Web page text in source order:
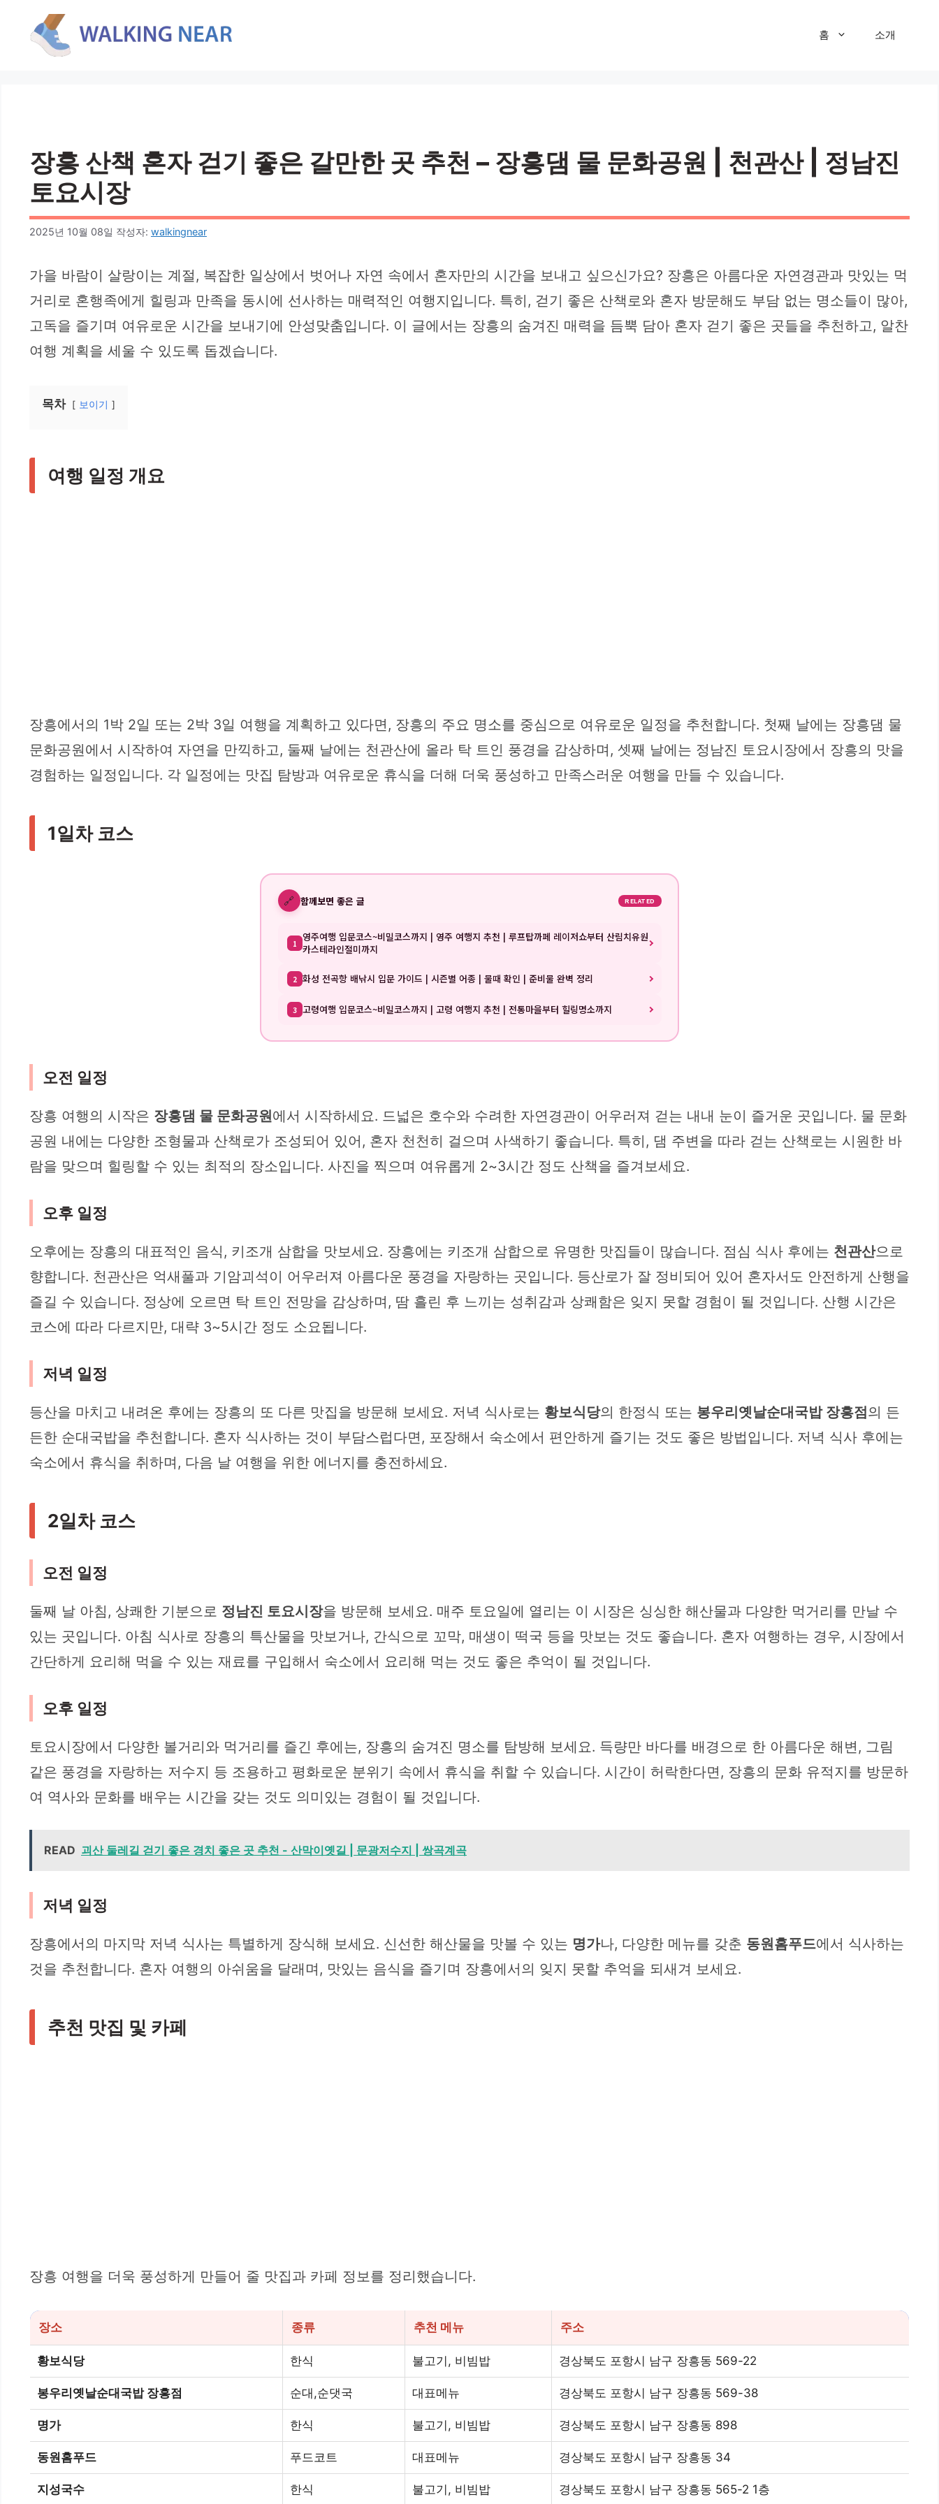
홈 소개
장흥 산책 혼자 걷기 좋은 갈만한 곳 추천 – 장흥댐 물 문화공원 | 천관산 | 정남진
토요시장
2025년 10월 08일 작성자: walkingnear
가을 바람이 살랑이는 계절, 복잡한 일상에서 벗어나 자연 속에서 혼자만의 시간을 보내고 싶으신가요? 장흥은 아름다운 자연경관과 맛있는 먹
거리로 혼행족에게 힐링과 만족을 동시에 선사하는 매력적인 여행지입니다. 특히, 걷기 좋은 산책로와 혼자 방문해도 부담 없는 명소들이 많아,
고독을 즐기며 여유로운 시간을 보내기에 안성맞춤입니다. 이 글에서는 장흥의 숨겨진 매력을 듬뿍 담아 혼자 걷기 좋은 곳들을 추천하고, 알찬
여행 계획을 세울 수 있도록 돕겠습니다.
목차 보이기
여행 일정 개요
장흥에서의 1박 2일 또는 2박 3일 여행을 계획하고 있다면, 장흥의 주요 명소를 중심으로 여유로운 일정을 추천합니다. 첫째 날에는 장흥댐 물
문화공원에서 시작하여 자연을 만끽하고, 둘째 날에는 천관산에 올라 탁 트인 풍경을 감상하며, 셋째 날에는 정남진 토요시장에서 장흥의 맛을
경험하는 일정입니다. 각 일정에는 맛집 탐방과 여유로운 휴식을 더해 더욱 풍성하고 만족스러운 여행을 만들 수 있습니다.
1일차 코스
🔗 함께보면 좋은 글 RELATED
1 영주여행 입문코스~비밀코스까지 | 영주 여행지 추천 | 루프탑까페 레이저쇼부터 산림치유원
카스테라인절미까지
2 화성 전곡항 배낚시 입문 가이드 | 시즌별 어종 | 물때 확인 | 준비물 완벽 정리
3 고령여행 입문코스~비밀코스까지 | 고령 여행지 추천 | 전통마을부터 힐링명소까지
오전 일정
장흥 여행의 시작은 장흥댐 물 문화공원에서 시작하세요. 드넓은 호수와 수려한 자연경관이 어우러져 걷는 내내 눈이 즐거운 곳입니다. 물 문화
공원 내에는 다양한 조형물과 산책로가 조성되어 있어, 혼자 천천히 걸으며 사색하기 좋습니다. 특히, 댐 주변을 따라 걷는 산책로는 시원한 바
람을 맞으며 힐링할 수 있는 최적의 장소입니다. 사진을 찍으며 여유롭게 2~3시간 정도 산책을 즐겨보세요.
오후 일정
오후에는 장흥의 대표적인 음식, 키조개 삼합을 맛보세요. 장흥에는 키조개 삼합으로 유명한 맛집들이 많습니다. 점심 식사 후에는 천관산으로
향합니다. 천관산은 억새풀과 기암괴석이 어우러져 아름다운 풍경을 자랑하는 곳입니다. 등산로가 잘 정비되어 있어 혼자서도 안전하게 산행을
즐길 수 있습니다. 정상에 오르면 탁 트인 전망을 감상하며, 땀 흘린 후 느끼는 성취감과 상쾌함은 잊지 못할 경험이 될 것입니다. 산행 시간은
코스에 따라 다르지만, 대략 3~5시간 정도 소요됩니다.
저녁 일정
등산을 마치고 내려온 후에는 장흥의 또 다른 맛집을 방문해 보세요. 저녁 식사로는 황보식당의 한정식 또는 봉우리옛날순대국밥 장흥점의 든
든한 순대국밥을 추천합니다. 혼자 식사하는 것이 부담스럽다면, 포장해서 숙소에서 편안하게 즐기는 것도 좋은 방법입니다. 저녁 식사 후에는
숙소에서 휴식을 취하며, 다음 날 여행을 위한 에너지를 충전하세요.
2일차 코스
오전 일정
둘째 날 아침, 상쾌한 기분으로 정남진 토요시장을 방문해 보세요. 매주 토요일에 열리는 이 시장은 싱싱한 해산물과 다양한 먹거리를 만날 수
있는 곳입니다. 아침 식사로 장흥의 특산물을 맛보거나, 간식으로 꼬막, 매생이 떡국 등을 맛보는 것도 좋습니다. 혼자 여행하는 경우, 시장에서
간단하게 요리해 먹을 수 있는 재료를 구입해서 숙소에서 요리해 먹는 것도 좋은 추억이 될 것입니다.
오후 일정
토요시장에서 다양한 볼거리와 먹거리를 즐긴 후에는, 장흥의 숨겨진 명소를 탐방해 보세요. 득량만 바다를 배경으로 한 아름다운 해변, 그림
같은 풍경을 자랑하는 저수지 등 조용하고 평화로운 분위기 속에서 휴식을 취할 수 있습니다. 시간이 허락한다면, 장흥의 문화 유적지를 방문하
여 역사와 문화를 배우는 시간을 갖는 것도 의미있는 경험이 될 것입니다.
READ 괴산 둘레길 걷기 좋은 경치 좋은 곳 추천 - 산막이옛길 | 문광저수지 | 쌍곡계곡
저녁 일정
장흥에서의 마지막 저녁 식사는 특별하게 장식해 보세요. 신선한 해산물을 맛볼 수 있는 명가나, 다양한 메뉴를 갖춘 동원홈푸드에서 식사하는
것을 추천합니다. 혼자 여행의 아쉬움을 달래며, 맛있는 음식을 즐기며 장흥에서의 잊지 못할 추억을 되새겨 보세요.
추천 맛집 및 카페
장흥 여행을 더욱 풍성하게 만들어 줄 맛집과 카페 정보를 정리했습니다.
장소 종류 추천 메뉴 주소
황보식당 한식 불고기, 비빔밥 경상북도 포항시 남구 장흥동 569-22
봉우리옛날순대국밥 장흥점 순대,순댓국 대표메뉴 경상북도 포항시 남구 장흥동 569-38
명가 한식 불고기, 비빔밥 경상북도 포항시 남구 장흥동 898
동원홈푸드 푸드코트 대표메뉴 경상북도 포항시 남구 장흥동 34
지성국수 한식 불고기, 비빔밥 경상북도 포항시 남구 장흥동 565-2 1층